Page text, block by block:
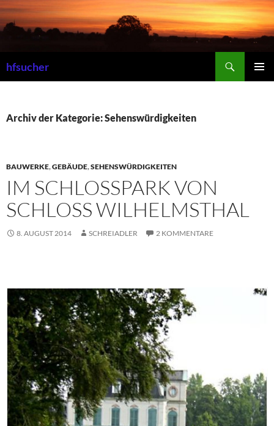
Zum
Inhalt
springen
hfsucher
Archiv der Kategorie: Sehenswürdigkeiten
BAUWERKE,GEBÄUDE,SEHENSWÜRDIGKEITEN
IM SCHLOSSPARK VON
SCHLOSS WILHELMSTHAL
8. AUGUST 2014 SCHREIADLER 2 KOMMENTARE